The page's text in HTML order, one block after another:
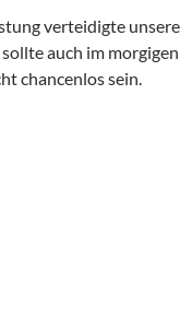
verteidigte unsere
auch im morgigen
chancenlos sein.